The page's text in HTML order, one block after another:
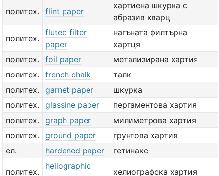
политех. flint paper
хартиена шкурка с
абразив кварц
политех.
fluted filter
paper
нагъната филтърна
хартця
политех.
foil paper
метализирана хартия
политех.
french chalk
талк
политех.
garnet paper
шкурка
политех.
glassine paper
пергаментова хартия
политех.
graph paper
милиметрова хартия
политех.
ground paper
грунтова хартия
ел.
hardened paper гетинакс
политех.
heliographic
хелиографска хартия